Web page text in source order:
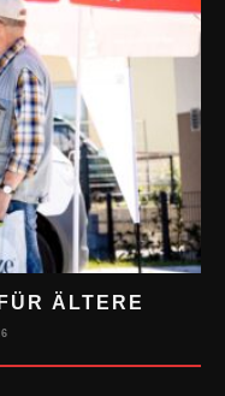
ÄLTERE